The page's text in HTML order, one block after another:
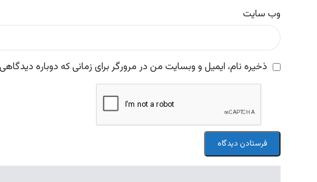
وب‌ سایت
ذخیره نام، ایمیل و وبسایت من در مرورگر برای زمانی که دوباره